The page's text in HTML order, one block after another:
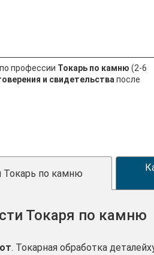
профессии Токарь по камню (2-6
и свидетельства после
Токарь по камню
Токаря по камню
. Токарная обработка